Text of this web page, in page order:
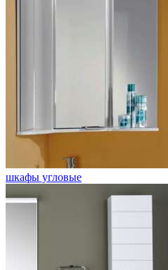
шкафы угловые